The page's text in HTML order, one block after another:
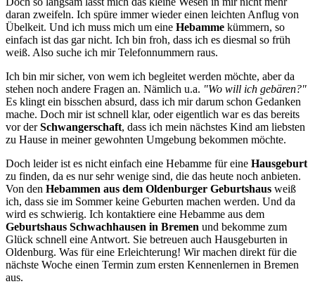
daran zweifeln. Ich spüre immer wieder einen leichten Anflug von
Übelkeit. Und ich muss mich um eine Hebamme kümmern, so
einfach ist das gar nicht. Ich bin froh, dass ich es diesmal so früh
weiß. Also suche ich mir Telefonnummern raus.
Ich bin mir sicher, von wem ich begleitet werden möchte, aber da
stehen noch andere Fragen an. Nämlich u.a. "Wo will ich gebären?"
Es klingt ein bisschen absurd, dass ich mir darum schon Gedanken
mache. Doch mir ist schnell klar, oder eigentlich war es das bereits
vor derSchwangerschaft, dass ich mein nächstes Kind am liebsten
zu Hause in meiner gewohnten Umgebung bekommen möchte.
Doch leider ist es nicht einfach eine Hebamme für eine Hausgeburt
zu finden, da es nur sehr wenige sind, die das heute noch anbieten.
Von den Hebammen aus dem Oldenburger Geburtshaus weiß
ich, dass sie im Sommer keine Geburten machen werden. Und da
wird es schwierig. Ich kontaktiere eine Hebamme aus dem
Geburtshaus Schwachhausen in Bremen und bekomme zum
Glück schnell eine Antwort. Sie betreuen auch Hausgeburten in
Oldenburg. Was für eine Erleichterung! Wir machen direkt für die
nächste Woche einen Termin zum ersten Kennenlernen in Bremen
aus.